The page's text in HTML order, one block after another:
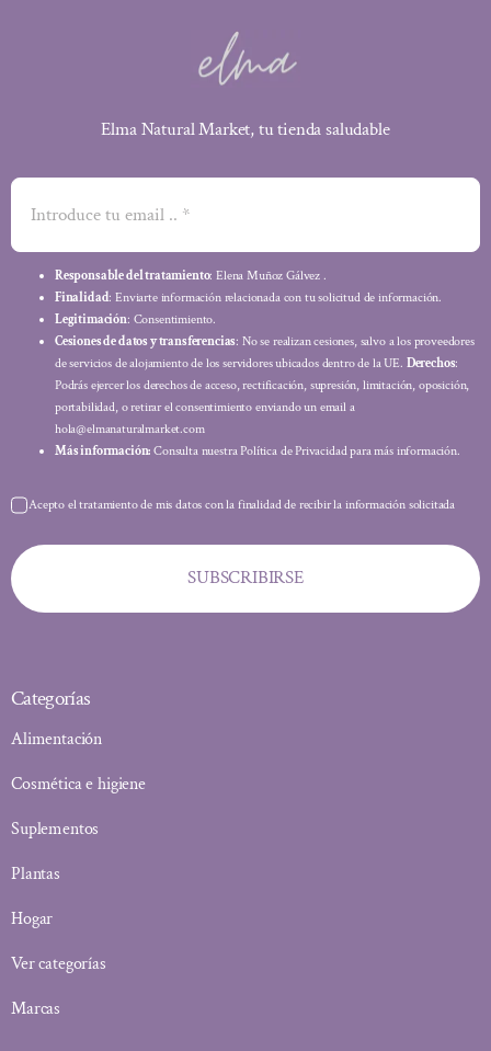
Elma Natural Market, tu tienda saludable
Responsable del tratamiento: Elena Muñoz Gálvez .
Finalidad: Enviarte información relacionada con tu solicitud de información.
Legitimación: Consentimiento.
Cesiones de datos y transferencias: No se realizan cesiones, salvo a los proveedores
de servicios de alojamiento de los servidores ubicados dentro de la UE. Derechos:
Podrás ejercer los derechos de acceso, rectificación, supresión, limitación, oposición,
portabilidad, o retirar el consentimiento enviando un email a
hola@elmanaturalmarket.com
Más información: Consulta nuestra Política de Privacidad para más información.
Acepto el tratamiento de mis datos con la finalidad de recibir la información solicitada
SUBSCRIBIRSE
Categorías
Alimentación
Cosmética e higiene
Suplementos
Plantas
Hogar
Ver categorías
Marcas